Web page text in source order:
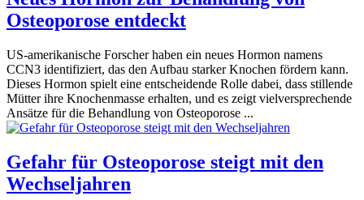
Osteoporose entdeckt
US-amerikanische Forscher haben ein neues Hormon namens
CCN3 identifiziert, das den Aufbau starker Knochen fördern kann.
Dieses Hormon spielt eine entscheidende Rolle dabei, dass stillende
Mütter ihre Knochenmasse erhalten, und es zeigt vielversprechende
Ansätze für die Behandlung von Osteoporose ...
Gefahr für Osteoporose steigt mit den
Wechseljahren